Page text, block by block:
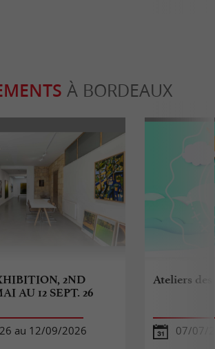
À BORDEAUX
2ND
AU 12 SEPT. 26
au 12/09/2026
Ateliers des
07/07/